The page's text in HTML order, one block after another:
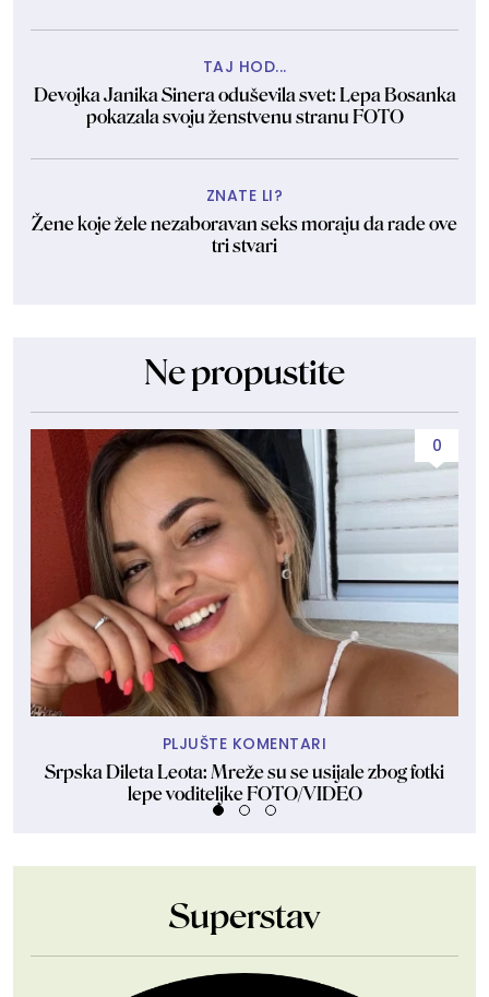
TAJ HOD...
Devojka Janika Sinera oduševila svet: Lepa Bosanka
pokazala svoju ženstvenu stranu FOTO
ZNATE LI?
Žene koje žele nezaboravan seks moraju da rade ove
tri stvari
Ne propustite
0
PLJUŠTE KOMENTARI
Srpska Dileta Leota: Mreže su se usijale zbog fotki
lepe voditeljke FOTO/VIDEO
Superstav